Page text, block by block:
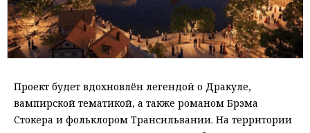
Проект будет вдохновлён легендой о Дракуле,
вампирской тематикой, а также романом Брэма
Стокера и фольклором Трансильвании. На территории